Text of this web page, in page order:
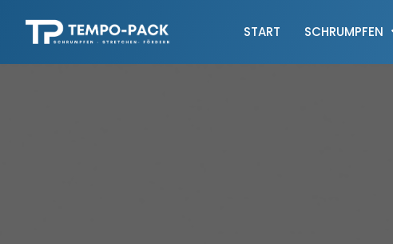
START SCHRUMPFEN